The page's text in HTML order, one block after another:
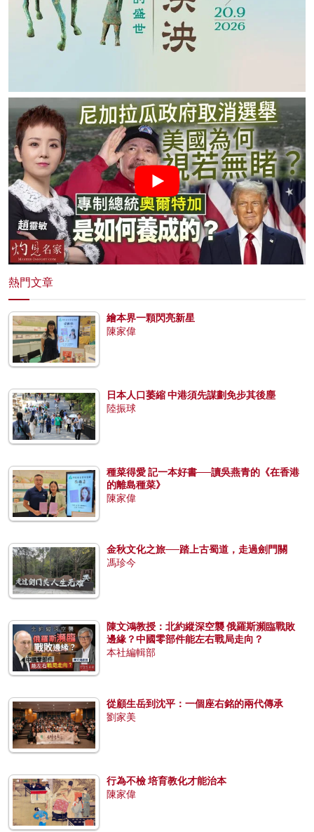
熱門文章
繪本界一顆閃亮新星
陳家偉
日本人口萎縮 中港須先謀劃免步其後塵
陸振球
種菜得愛 記一本好書──讀吳燕青的《在香港
的離島種菜》
陳家偉
金秋文化之旅──踏上古蜀道，走過劍門關
馮珍今
陳文鴻教授：北約縱深空襲 俄羅斯瀕臨戰敗
邊緣？中國零部件能左右戰局走向？
本社編輯部
從顧生岳到沈平：一個座右銘的兩代傳承
劉家美
行為不檢 培育教化才能治本
陳家偉